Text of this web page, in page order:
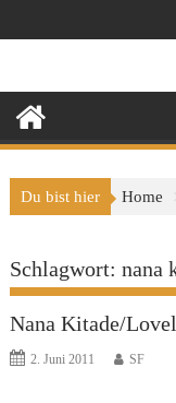
to
Du bist hier Home
Schlagwort:nana
Nana Kitade/
2. Juni 2011 SF